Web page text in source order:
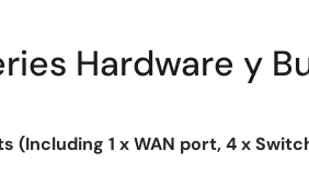
Hardware y
(Including 1 x WAN port, 4 x